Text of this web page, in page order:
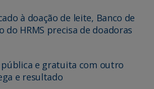
à doação de leite, Banco de
do HRMS precisa de doadoras
pública e gratuita com outro
e resultado